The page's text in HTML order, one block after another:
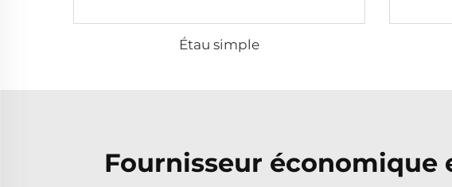
Étau simple
Fournisseur